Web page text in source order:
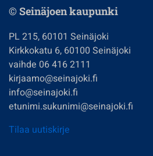
© Seinäjoen kaupunki
PL 215, 60101 Seinäjoki
Kirkkokatu 6, 60100 Seinäjoki
vaihde 06 416 2111
kirjaamo@seinajoki.fi
info@seinajoki.fi
etunimi.sukunimi@seinajoki.fi
Tilaa uutiskirje